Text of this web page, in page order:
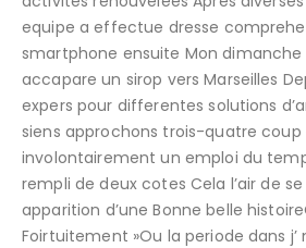
equipe a effectue dresse
smartphone ensuite Mon dimanche
accapare un sirop vers Marseilles
expers pour differentes solutions
siens approchons trois-quatre
involontairement un emploi du
rempli de deux cotes Cela l’air de
apparition d’une Bonne belle
Foirtuitement »Ou la periode dans j’